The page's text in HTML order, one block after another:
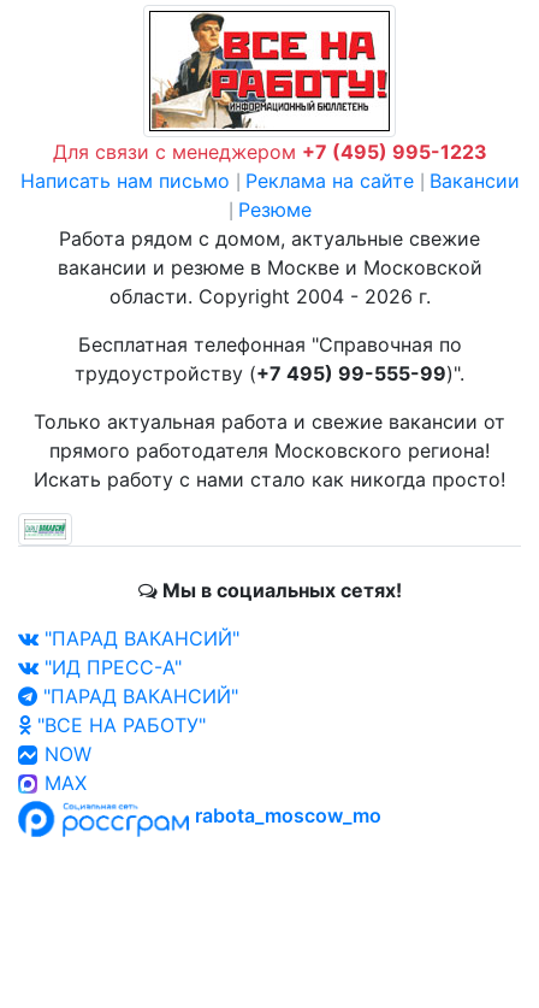
Для связи с менеджером +7 (495) 995-1223
Написать нам письмо
Реклама на сайте Вакансии
Резюме
Работа рядом с домом, актуальные свежие
вакансии и резюме в Москве и Московской
области. Copyright 2004 - 2026 г.
Бесплатная телефонная "Справочная по
трудоустройству (+7 495) 99-555-99)".
Только актуальная работа и свежие вакансии от
прямого работодателя Московского региона!
Искать работу с нами стало как никогда просто!
Мы в социальных сетях!
"ПАРАД ВАКАНСИЙ"
"ИД ПРЕСС-А"
"ПАРАД ВАКАНСИЙ"
"ВСЕ НА РАБОТУ"
NOW
MAX
rabota_moscow_mo